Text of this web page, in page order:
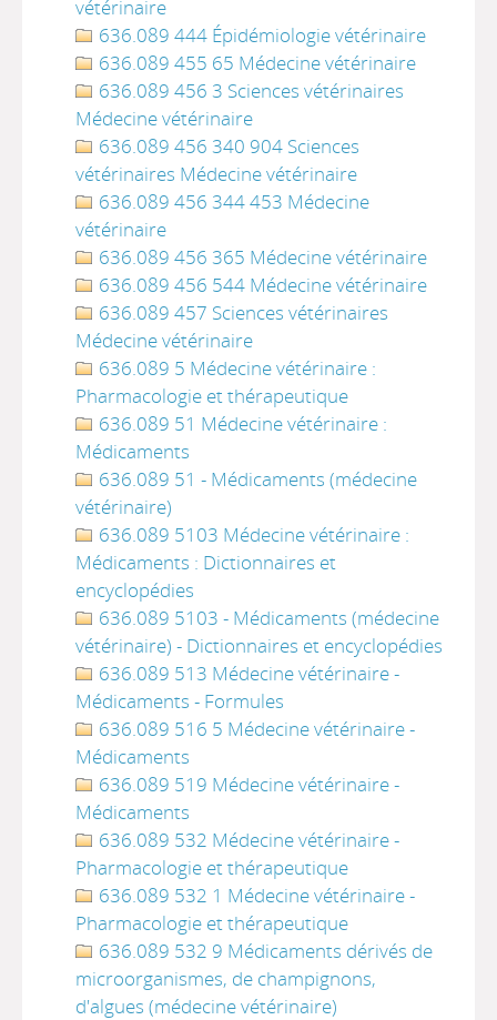
vétérinaire
636.089 444 Épidémiologie vétérinaire
636.089 455 65 Médecine vétérinaire
636.089 456 3 Sciences vétérinaires
Médecine vétérinaire
636.089 456 340 904 Sciences
vétérinaires Médecine vétérinaire
636.089 456 344 453 Médecine
vétérinaire
636.089 456 365 Médecine vétérinaire
636.089 456 544 Médecine vétérinaire
636.089 457 Sciences vétérinaires
Médecine vétérinaire
636.089 5 Médecine vétérinaire :
Pharmacologie et thérapeutique
636.089 51 Médecine vétérinaire :
Médicaments
636.089 51 - Médicaments (médecine
vétérinaire)
636.089 5103 Médecine vétérinaire :
Médicaments : Dictionnaires et
encyclopédies
636.089 5103 - Médicaments (médecine
vétérinaire) - Dictionnaires et encyclopédies
636.089 513 Médecine vétérinaire -
Médicaments - Formules
636.089 516 5 Médecine vétérinaire -
Médicaments
636.089 519 Médecine vétérinaire -
Médicaments
636.089 532 Médecine vétérinaire -
Pharmacologie et thérapeutique
636.089 532 1 Médecine vétérinaire -
Pharmacologie et thérapeutique
636.089 532 9 Médicaments dérivés de
microorganismes, de champignons,
d'algues (médecine vétérinaire)